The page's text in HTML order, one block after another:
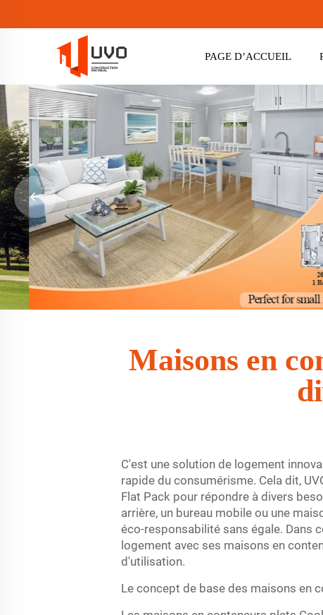
PAGE D’ACCUEIL
Maisons en
C'est une solution de logement
rapide du consumérisme. Cela dit,
Flat Pack pour répondre à divers
arrière, un bureau mobile ou une
éco-responsabilité sans égale. Dans
logement avec ses maisons en
d'utilisation.
Le concept de base des maisons en